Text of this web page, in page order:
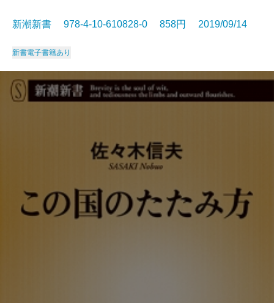
新潮新書 978-4-10-610828-0 858円 2019/09/14
新書電子書籍あり